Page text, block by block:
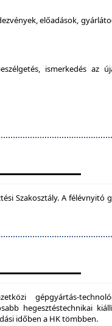
előadások,
ismerkedés az
Szakosztály. A félévnyitó
gépgyártás-
hegesztéstechnikai
időben a HK tömbben.